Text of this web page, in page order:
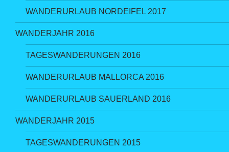
WANDERURLAUB NORDEIFEL 2017
WANDERJAHR 2016
TAGESWANDERUNGEN 2016
WANDERURLAUB MALLORCA 2016
WANDERURLAUB SAUERLAND 2016
WANDERJAHR 2015
TAGESWANDERUNGEN 2015